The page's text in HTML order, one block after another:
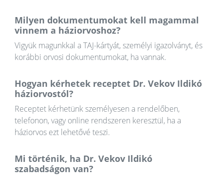
Milyen dokumentumokat kell magammal
vinnem a háziorvoshoz?
Vigyük magunkkal a TAJ-kártyát, személyi igazolványt, és
korábbi orvosi dokumentumokat, ha vannak.
Hogyan kérhetek receptet Dr. Vekov Ildikó
háziorvostól?
Receptet kérhetünk személyesen a rendelőben,
telefonon, vagy online rendszeren keresztül, ha a
háziorvos ezt lehetővé teszi.
Mi történik, ha Dr. Vekov Ildikó
szabadságon van?